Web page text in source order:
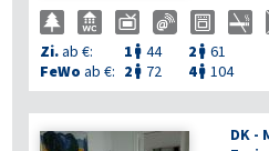
Zi.ab €: 1  44 2  61
FeWo ab €: 2  72 4 104
DK -